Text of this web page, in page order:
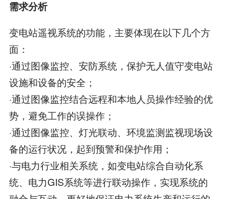
需求分析
变电站遥视系统的功能，主要体现在以下几个方
面：
·通过图像监控、安防系统，保护无人值守变电站
设施和设备的安全；
·通过图像监控结合远程和本地人员操作经验的优
势，避免工作的误操作；
·通过图像监控、灯光联动、环境监测监视现场设
备的运行状况，起到预警和保护作用；
·与电力行业相关系统，如变电站综合自动化系
统、电力GIS系统等进行联动操作，实现系统的